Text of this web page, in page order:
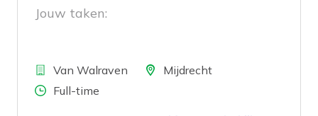
Jouw taken:
BedrijfVan Walraven LocatieMijdrecht
Aantal uren
Full-time